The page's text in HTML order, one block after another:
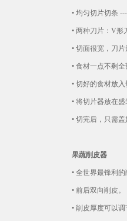
• 均匀切片切条
• 两种刀片：V形
• 切面很宽，刀片
• 食材一点不剩全
• 切好的食材放
• 将切片器放在盛
• 切完后，只需盖
果蔬削皮器
• 全世界最锋利的
• 前后双向削皮。
• 削皮厚度可以调